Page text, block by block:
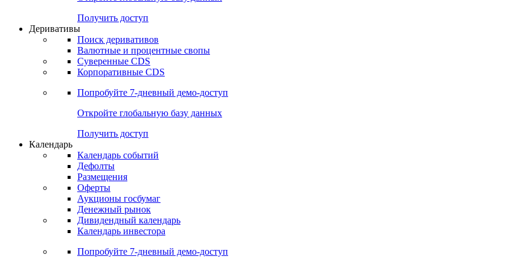
Попробуйте7-дневный
Откройте глобальную базу данных
Получить доступ
Деривативы
Поиск деривативов
Валютные и процентные свопы
Суверенные CDS
Корпоративные CDS
Попробуйте7-дневный
Откройте глобальную базу данных
Получить доступ
Календарь
Календарь событий
Дефолты
Размещения
Оферты
Аукционы госбумаг
Денежный рынок
Дивидендный календарь